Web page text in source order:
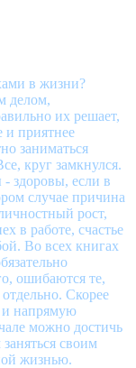
в жизни?
делом,
их решает,
и приятнее
заниматься
круг замкнулся.
здоровы, если в
случае причина
рост,
в работе, счастье
Во всех книгах
ошибаются те,
Скорее
и напрямую
можно достичь
своим
жизнью.